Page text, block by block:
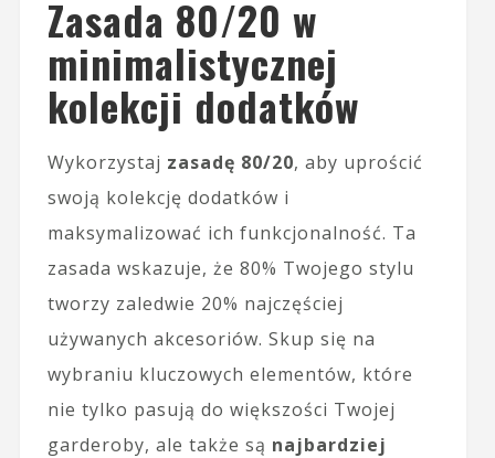
Zasada 80/20 w
minimalistycznej
kolekcji dodatków
Wykorzystaj zasadę 80/20, aby uprościć
swoją kolekcję dodatków i
maksymalizować ich funkcjonalność. Ta
zasada wskazuje, że 80% Twojego stylu
tworzy zaledwie 20% najczęściej
używanych akcesoriów. Skup się na
wybraniu kluczowych elementów, które
nie tylko pasują do większości Twojej
garderoby, ale także są najbardziej